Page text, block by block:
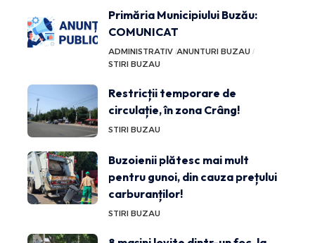
Primăria Municipiului Buzău:
COMUNICAT
ADMINISTRATIV ANUNTURI BUZAU
STIRI BUZAU
Restricții temporare de
circulație, în zona Crâng!
STIRI BUZAU
Buzoienii plătesc mai mult
pentru gunoi, din cauza prețului
carburanților!
STIRI BUZAU